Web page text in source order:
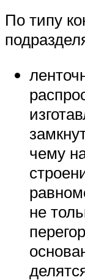
По типу
чему
не